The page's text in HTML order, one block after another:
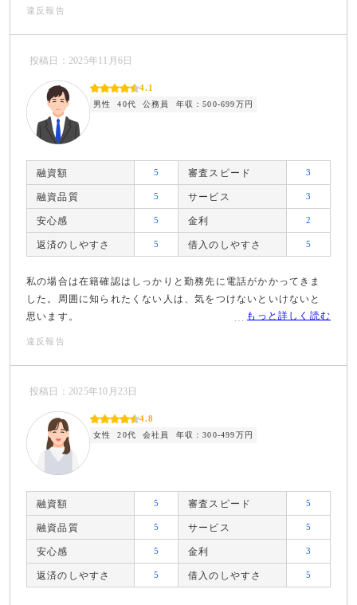
違反報告
投稿日：2025年11月6日
4.1
男性 40代 公務員 年収：500-699万円
融資額 5 審査スピード 3
融資品質 5 サービス 3
安心感 5 金利 2
返済のしやすさ 5 借入のしやすさ 5
私の場合は在籍確認はしっかりと勤務先に電話がかかってきま
した。周囲に知られたくない人は、気をつけないといけないと
思います。
もっと詳しく読む
違反報告
投稿日：2025年10月23日
4.8
女性 20代 会社員 年収：300-499万円
融資額 5 審査スピード 5
融資品質 5 サービス 5
安心感 5 金利 3
返済のしやすさ 5 借入のしやすさ 5